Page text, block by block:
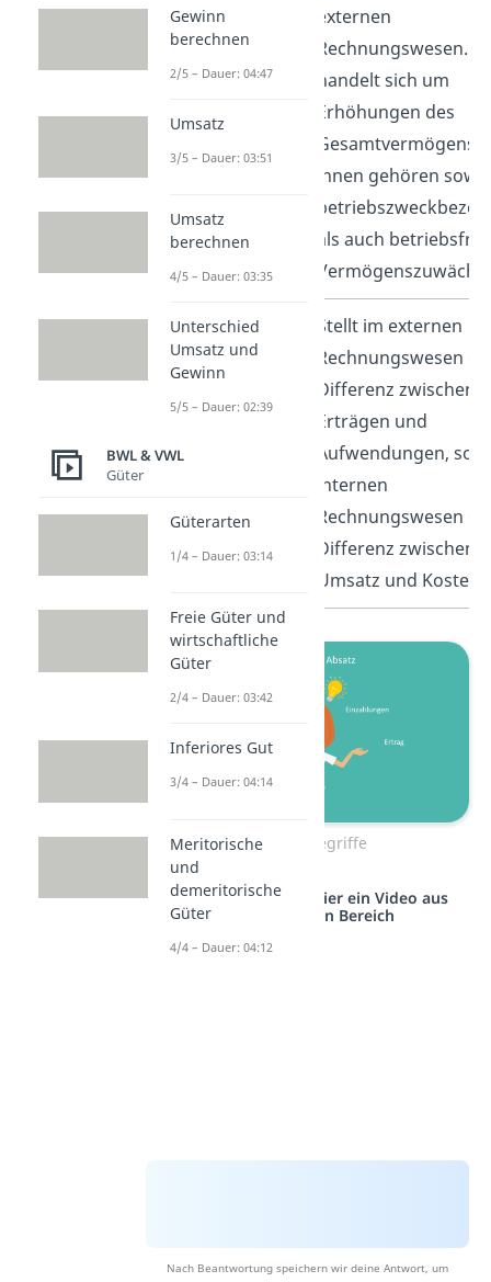
externen
Rechnungswesen. Es
handelt sich um
Erhöhungen des
Gesamtvermögens.
ihnen gehören
als auch
Gewinn
Stellt im externen
Rechnungswesen
Differenz zwischen
Erträgen und
Aufwendungen,
internen
Rechnungswesen
Differenz zwischen
Umsatz und Kosten
Umsatz Begriffe
Studyflix vernetzt: Hier ein Video aus
einem anderen Bereich
Nach Beantwortung speichern wir deine Antwort, um
Gewinn
berechnen
2/5 – Dauer: 04:47
Umsatz
3/5 – Dauer: 03:51
Umsatz
berechnen
4/5 – Dauer: 03:35
Unterschied
Umsatz und
Gewinn
5/5 – Dauer: 02:39
BWL & VWL
Güter
Güterarten
1/4 – Dauer: 03:14
Freie Güter und
wirtschaftliche
Güter
2/4 – Dauer: 03:42
Inferiores Gut
3/4 – Dauer: 04:14
Meritorische
und
demeritorische
Güter
4/4 – Dauer: 04:12